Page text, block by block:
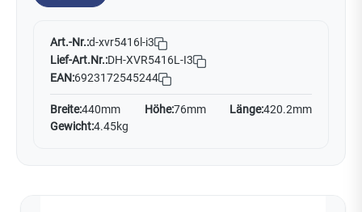
Art.-Nr.:d-xvr5416l-i3
Lief-Art.Nr.:DH-XVR5416L-I3
EAN:6923172545244
Breite:440mm Höhe:76mm Länge:420.2mm
Gewicht:4.45kg